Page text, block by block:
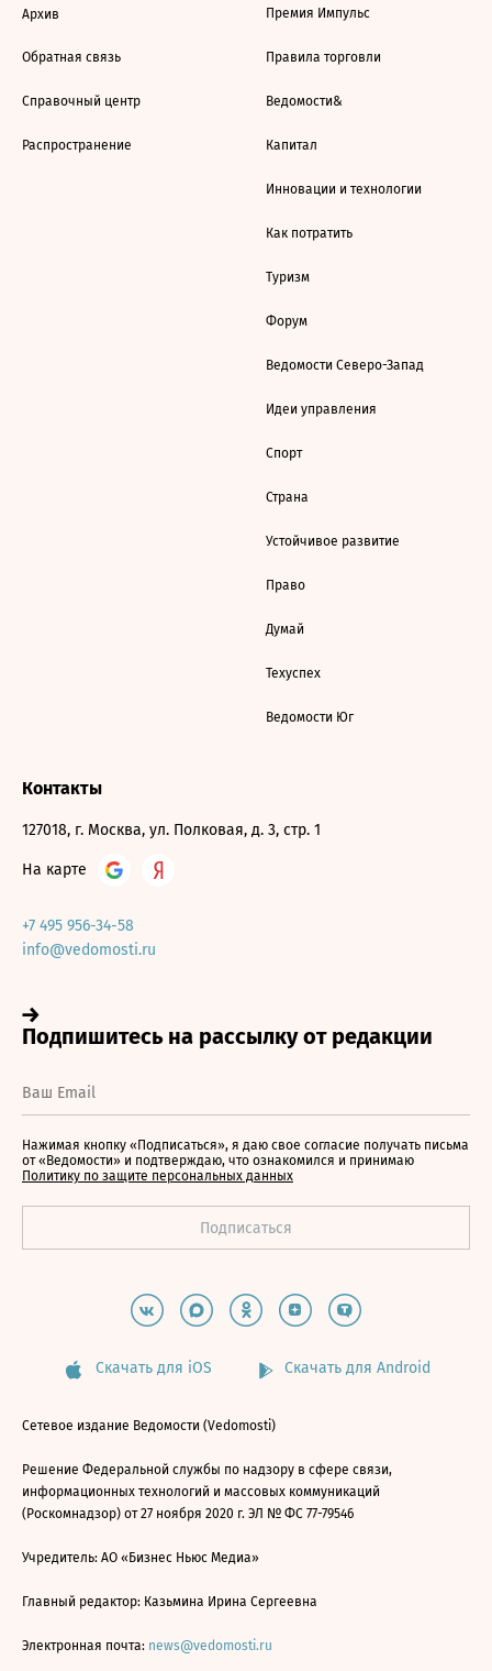
Архив
Обратная связь
Справочный центр
Распространение
Премия Импульс
Правила торговли
Ведомости&
Капитал
Инновации и технологии
Как потратить
Туризм
Форум
Ведомости Северо-Запад
Идеи управления
Спорт
Страна
Устойчивое развитие
Право
Думай
Техуспех
Ведомости Юг
Контакты
127018, г. Москва, ул. Полковая, д. 3, стр. 1
На карте
+7 495 956-34-58
info@vedomosti.ru
Нажимая кнопку «Подписаться», я даю свое согласие получать письма
от «Ведомости» и подтверждаю, что ознакомился и принимаю
Политику по защите персональных данных
Скачать для iOS Скачать для Android
Сетевое издание Ведомости (Vedomosti)
Решение Федеральной службы по надзору в сфере связи,
информационных технологий и массовых коммуникаций
(Роскомнадзор) от 27 ноября 2020 г. ЭЛ № ФС 77-79546
Учредитель: АО «Бизнес Ньюс Медиа»
Главный редактор: Казьмина Ирина Сергеевна
Электронная почта: news@vedomosti.ru